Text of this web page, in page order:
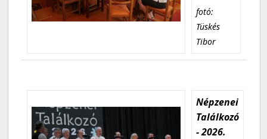
fotó:
Tüskés
Tibor
Népzenei
Találkozó
- 2026.